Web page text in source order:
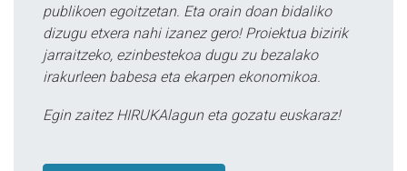
publikoen egoitzetan. Eta orain doan bidaliko
dizugu etxera nahi izanez gero! Proiektua bizirik
jarraitzeko, ezinbestekoa dugu zu bezalako
irakurleen babesa eta ekarpen ekonomikoa.
Egin zaitez HIRUKAlagun eta gozatu euskaraz!